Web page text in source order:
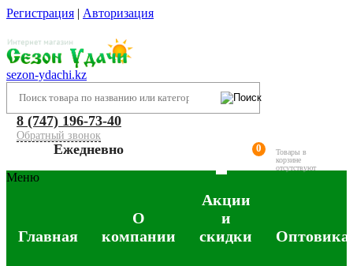
Регистрация | Авторизация
sezon-ydachi.kz
8 (747) 196-73-40
Обратный звонок
Ежедневно 0
Товары в
корзине
отсутствуют
Меню
Главная
О
компании
Акции
и
скидки